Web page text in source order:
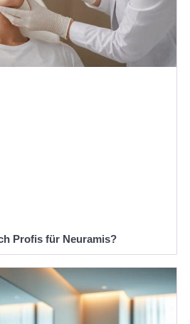
Profis für Neuramis?